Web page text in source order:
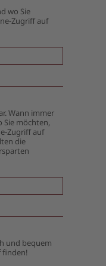
wo Sie
Zugriff auf
Wann immer
Sie möchten,
Zugriff auf
die
und bequem
finden!